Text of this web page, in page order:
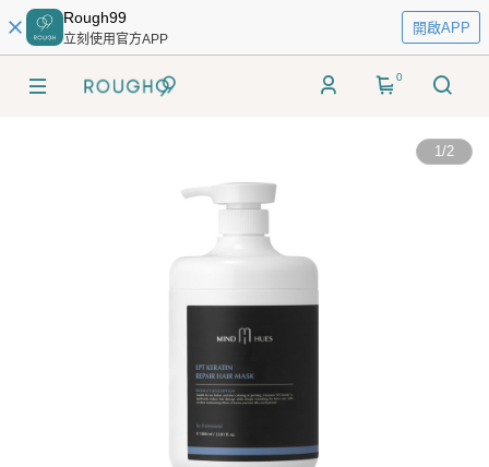
Rough99
立刻使用官方APP
開啟APP
0
1/2